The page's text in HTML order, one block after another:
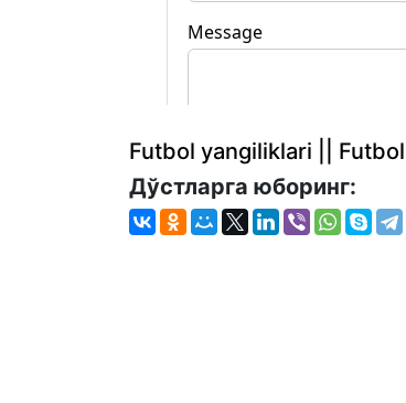
Futbol yangiliklari ||
Дўстларга юборинг: